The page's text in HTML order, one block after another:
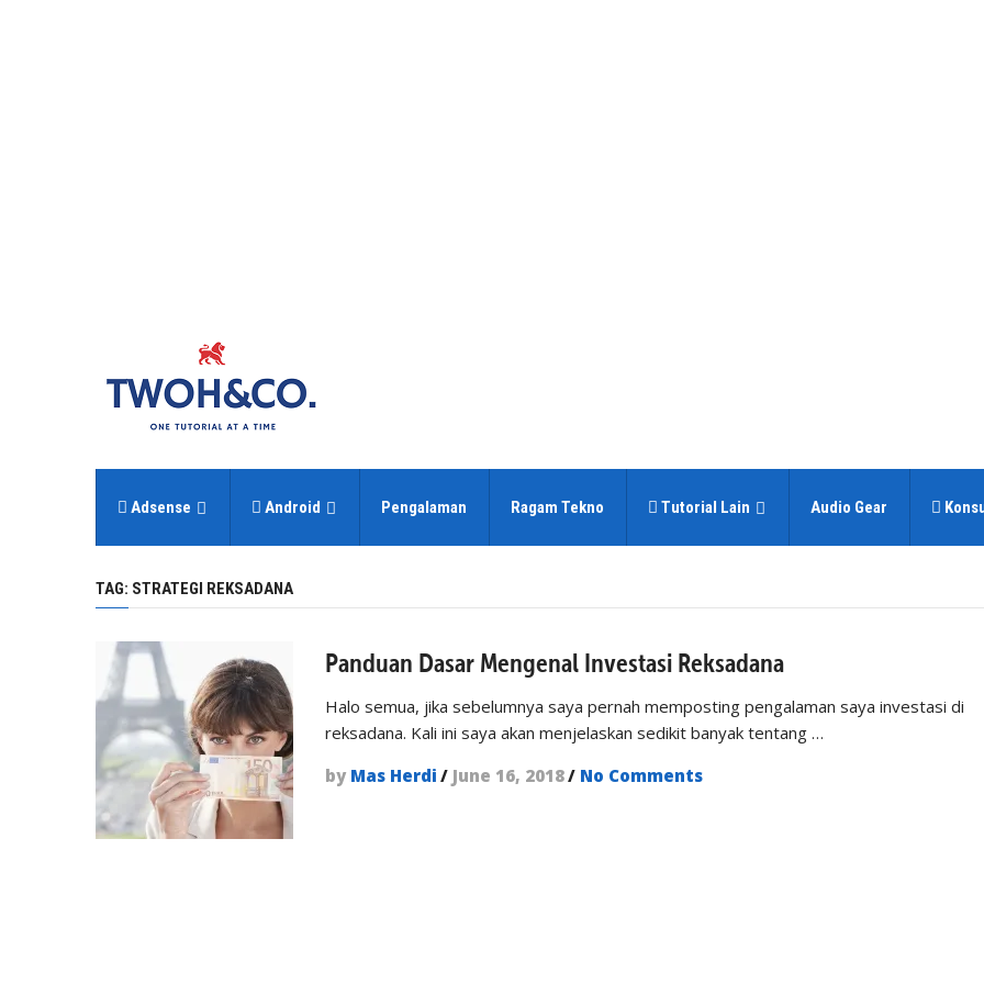
Adsense Android Pengalaman Ragam Tekno Tutorial Lain Audio Gear
TAG: STRATEGI REKSADANA
Panduan Dasar Mengenal Investasi Reksadana
Halo semua, jika sebelumnya saya pernah memposting pengalaman saya investasi di
reksadana. Kali ini saya akan menjelaskan sedikit banyak tentang …
by Mas Herdi / June 16, 2018/ No Comments